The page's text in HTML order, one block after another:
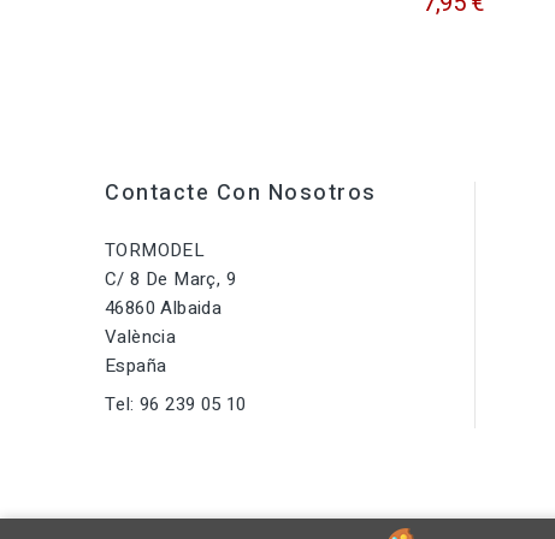
Contacte Con Nosotros
TORMODEL
C/ 8 De Març, 9
46860 Albaida
València
España
Tel: 96 239 05 10